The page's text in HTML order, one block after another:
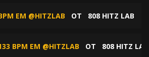
EM @HITZLAB ОТ 808 HITZ LAB
BPM EM @HITZLAB ОТ 808 HITZ LAB